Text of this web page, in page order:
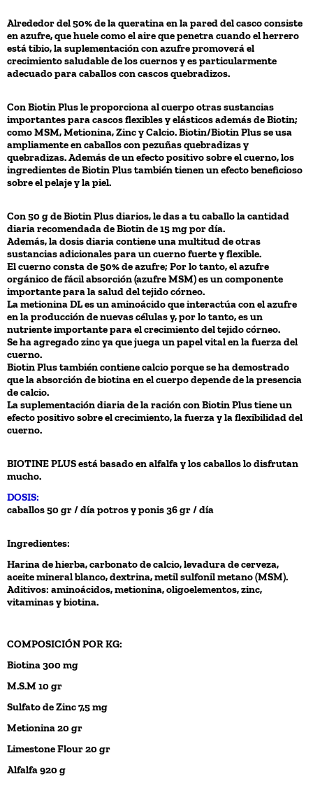
Alrededor del 50% de la queratina en la pared del casco consiste
en azufre, que huele como el aire que penetra cuando el herrero
está tibio, la suplementación con azufre promoverá el
crecimiento saludable de los cuernos y es particularmente
adecuado para caballos con cascos quebradizos.
Con Biotin Plus le proporciona al cuerpo otras sustancias
importantes para cascos flexibles y elásticos además de Biotin;
como MSM, Metionina, Zinc y Calcio. Biotin/Biotin Plus se usa
ampliamente en caballos con pezuñas quebradizas y
quebradizas. Además de un efecto positivo sobre el cuerno, los
ingredientes de Biotin Plus también tienen un efecto beneficioso
sobre el pelaje y la piel.
Con 50 g de Biotin Plus diarios, le das a tu caballo la cantidad
diaria recomendada de Biotin de 15 mg por día.
Además, la dosis diaria contiene una multitud de otras
sustancias adicionales para un cuerno fuerte y flexible.
El cuerno consta de 50% de azufre; Por lo tanto, el azufre
orgánico de fácil absorción (azufre MSM) es un componente
importante para la salud del tejido córneo.
La metionina DL es un aminoácido que interactúa con el azufre
en la producción de nuevas células y, por lo tanto, es un
nutriente importante para el crecimiento del tejido córneo.
Se ha agregado zinc ya que juega un papel vital en la fuerza del
cuerno.
Biotin Plus también contiene calcio porque se ha demostrado
que la absorción de biotina en el cuerpo depende de la presencia
de calcio.
La suplementación diaria de la ración con Biotin Plus tiene un
efecto positivo sobre el crecimiento, la fuerza y ​​la flexibilidad del
cuerno.
BIOTINE PLUS está basado en alfalfa y los caballos lo disfrutan
mucho.
DOSIS:
caballos 50 gr / día potros y ponis 36 gr / día
Ingredientes:
Harina de hierba, carbonato de calcio, levadura de cerveza,
aceite mineral blanco, dextrina, metil sulfonil metano (MSM).
Aditivos: aminoácidos, metionina, oligoelementos, zinc,
vitaminas y biotina.
COMPOSICIÓN POR KG:
Biotina 300 mg
M.S.M 10 gr
Sulfato de Zinc 7,5 mg
Metionina 20 gr
Limestone Flour 20 gr
Alfalfa 920 g